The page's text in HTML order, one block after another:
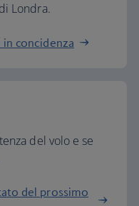
Londra.
concidenza
del volo e se
del prossimo